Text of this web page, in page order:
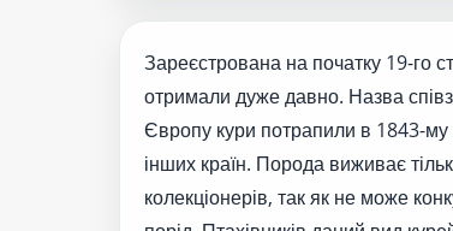
Зареєстрована на початку 19-го
отримали дуже давно. Назва
Європу кури потрапили в 1843-му
інших країн. Порода виживає
колекціонерів, так як не може